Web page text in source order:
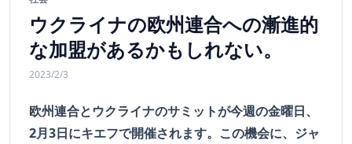
ウクライナの欧州連合への漸進的
な加盟があるかもしれない。
2023/2/3
欧州連合とウクライナのサミットが今週の金曜日、
2月3日にキエフで開催されます。この機会に、ジャ